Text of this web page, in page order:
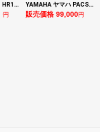
ヤマハ YAMAHA THR10II 小型ギターアンプ
円
YAMAHA ヤマハ PACS+12 ASP Pacifica Standard Plus パシフィカスタンダードプラス エレキギター
販売価格 99,000円